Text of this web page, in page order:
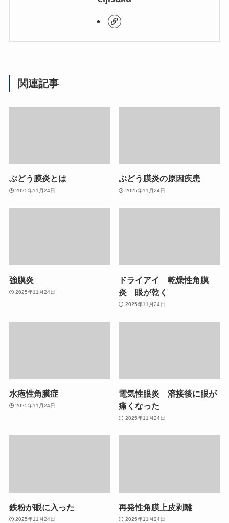
関連記事
ぶどう膜炎とは
2025年11月24日
ぶどう膜炎の原因疾患
2025年11月24日
強膜炎
2025年11月24日
ドライアイ 乾燥性角膜
炎 眼が乾く
2025年11月24日
水疱性角膜症
2025年11月24日
電気性眼炎 溶接後に眼が
痛くなった
2025年11月24日
鉄粉が眼に入った
2025年11月24日
再発性角膜上皮剥離
2025年11月24日